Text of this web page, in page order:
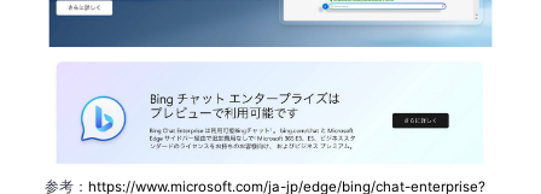
参考： https://www.microsoft.com/ja-jp/edge/bing/chat-enterprise?